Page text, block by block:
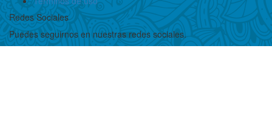
Redes Sociales
Puedes seguirnos en nuestras redes sociales.